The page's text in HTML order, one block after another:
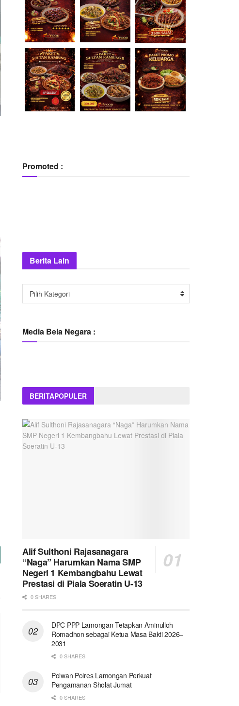
Promoted :
Berita Lain
Berita
Lain
Pilih Kategori
Media Bela Negara :
BERITAPOPULER
Alif Sulthoni Rajasanagara
“Naga” Harumkan Nama SMP
Negeri 1 Kembangbahu Lewat
Prestasi di Piala Soeratin U-13
0 SHARES
DPC PPP Lamongan Tetapkan Aminulloh
Romadhon sebagai Ketua Masa Bakti 2026–
2031
0 SHARES
Polwan Polres Lamongan Perkuat
Pengamanan Sholat Jumat
0 SHARES